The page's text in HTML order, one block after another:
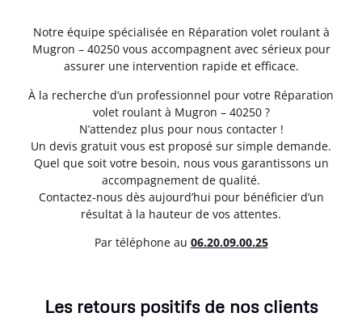
Notre équipe spécialisée en Réparation volet roulant à
Mugron – 40250 vous accompagnent avec sérieux pour
assurer une intervention rapide et efficace.
À la recherche d’un professionnel pour votre Réparation
volet roulant à Mugron – 40250 ?
N’attendez plus pour nous contacter !
Un devis gratuit vous est proposé sur simple demande.
Quel que soit votre besoin, nous vous garantissons un
accompagnement de qualité.
Contactez-nous dès aujourd’hui pour bénéficier d’un
résultat à la hauteur de vos attentes.
Par téléphone au 06.20.09.00.25
Les retours positifs de nos clients